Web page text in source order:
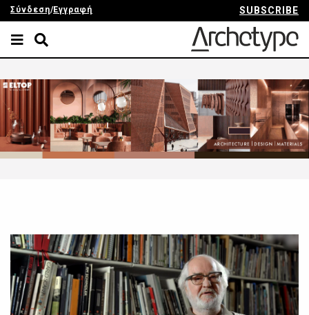
Σύνδεση/Εγγραφή SUBSCRIBE